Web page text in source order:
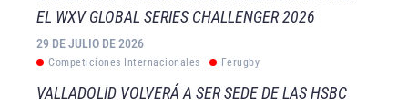
EL WXV GLOBAL SERIES CHALLENGER 2026
29 DE JULIO DE 2026
Competiciones Internacionales Ferugby
VALLADOLID VOLVERÁ A SER SEDE DE LAS HSBC